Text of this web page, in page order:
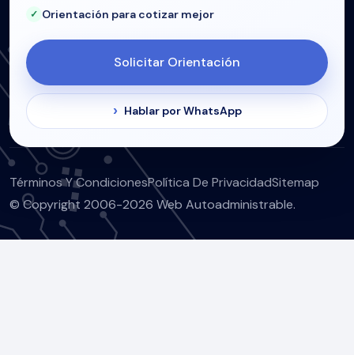
Orientación para cotizar mejor
Solicitar Orientación
Hablar por WhatsApp
© Copyright 2006-2026 Web Autoadministrable.
Términos Y CondicionesPolítica De PrivacidadSitemap